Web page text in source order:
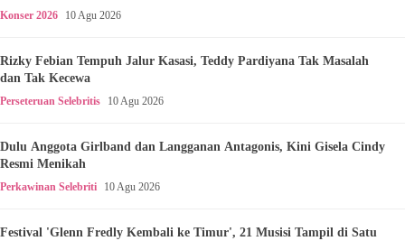
Konser 2026 10 Agu 2026
Rizky Febian Tempuh Jalur Kasasi, Teddy Pardiyana Tak Masalah
dan Tak Kecewa
Perseteruan Selebritis 10 Agu 2026
Dulu Anggota Girlband dan Langganan Antagonis, Kini Gisela Cindy
Resmi Menikah
Perkawinan Selebriti 10 Agu 2026
Festival 'Glenn Fredly Kembali ke Timur', 21 Musisi Tampil di Satu